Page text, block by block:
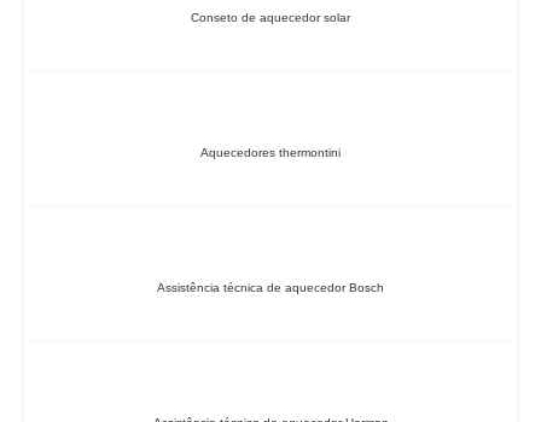
Conseto de aquecedor solar
Aquecedores thermontini
Assistência técnica de aquecedor Bosch